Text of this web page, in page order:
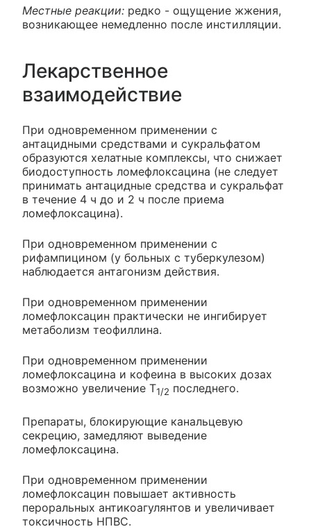
Местные реакции: редко - ощущение жжения,
возникающее немедленно после инстилляции.
Лекарственное
взаимодействие
При одновременном применении с
антацидными средствами и сукральфатом
образуются хелатные комплексы, что снижает
биодоступность ломефлоксацина (не следует
принимать антацидные средства и сукральфат
в течение 4 ч до и 2 ч после приема
ломефлоксацина).
При одновременном применении с
рифампицином (у больных с туберкулезом)
наблюдается антагонизм действия.
При одновременном применении
ломефлоксацин практически не ингибирует
метаболизм теофиллина.
При одновременном применении
ломефлоксацина и кофеина в высоких дозах
возможно увеличение Т1/2 последнего.
Препараты, блокирующие канальцевую
секрецию, замедляют выведение
ломефлоксацина.
При одновременном применении
ломефлоксацин повышает активность
пероральных антикоагулянтов и увеличивает
токсичность НПВС.